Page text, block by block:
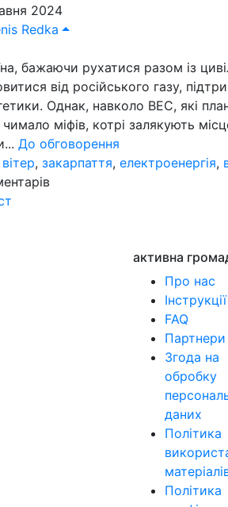
2024
Redka
бажаючи рухатися разом із
від російського газу,
Однак, навколо ВЕС, які
чимало міфів, котрі залякують
До обговорення
вітер, закарпаття, електроенергія,
активна
Про нас
Інструкції
FAQ
Партнери
Згода на
обробку
даних
Політика
Політика